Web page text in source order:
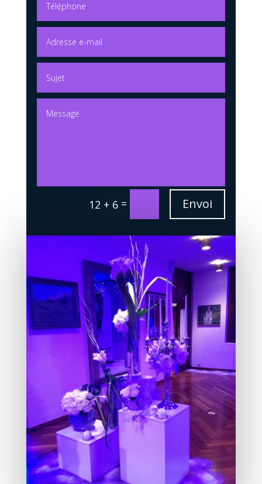
12 + 6 = Envoi